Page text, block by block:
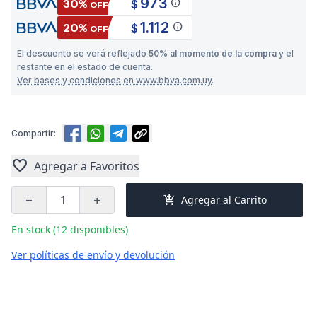
30% OFF $ 973
20% OFF $ 1.112 info
El descuento se verá reflejado 50% al momento de la compra y el
restante en el estado de cuenta.
Ver bases y condiciones en www.bbva.com.uy.
Compartir:
favorite Agregar a Favoritos
remove add add_shopping_cart Agregar al Carrito
En stock (12 disponibles)
Ver políticas de envío y devolución